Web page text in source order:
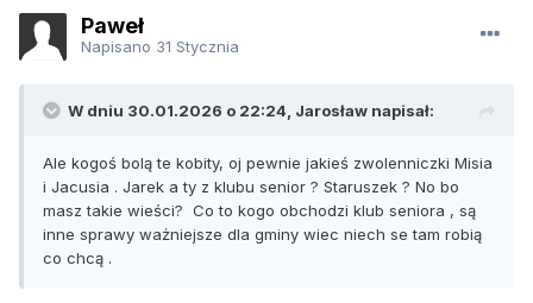
Paweł
Napisano 31 Stycznia
W dniu 30.01.2026 o 22:24, Jarosław napisał:
Ale kogoś bolą te kobity, oj pewnie jakieś zwolenniczki Misia
i Jacusia . Jarek a ty z klubu senior ? Staruszek ? No bo
masz takie wieści? Co to kogo obchodzi klub seniora , są
inne sprawy ważniejsze dla gminy wiec niech se tam robią
co chcą .